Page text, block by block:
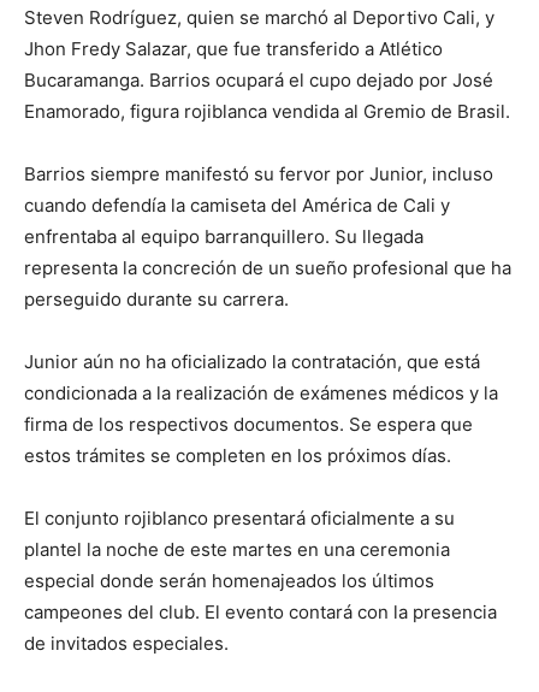
Steven Rodríguez, quien se marchó al Deportivo Cali, y
Jhon Fredy Salazar, que fue transferido a Atlético
Bucaramanga. Barrios ocupará el cupo dejado por José
Enamorado, figura rojiblanca vendida al Gremio de Brasil.
Barrios siempre manifestó su fervor por Junior, incluso
cuando defendía la camiseta del América de Cali y
enfrentaba al equipo barranquillero. Su llegada
representa la concreción de un sueño profesional que ha
perseguido durante su carrera.
Junior aún no ha oficializado la contratación, que está
condicionada a la realización de exámenes médicos y la
firma de los respectivos documentos. Se espera que
estos trámites se completen en los próximos días.
El conjunto rojiblanco presentará oficialmente a su
plantel la noche de este martes en una ceremonia
especial donde serán homenajeados los últimos
campeones del club. El evento contará con la presencia
de invitados especiales.